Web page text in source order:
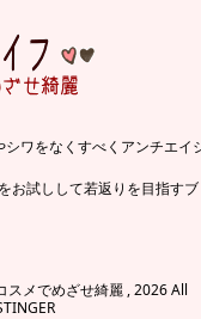
ワをなくすべくアンチエイ
お試しして若返りを目指す
メでめざせ綺麗 , 2026 All